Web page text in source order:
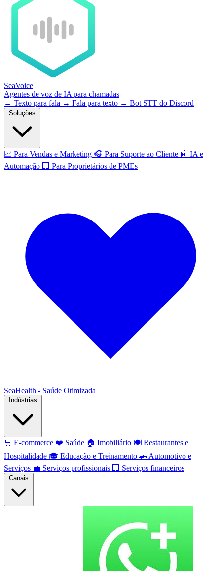
SeaVoice
Agentes de voz de IA para chamadas
→ Texto para fala → Fala para texto → Bot STT do Discord
📈 Para Vendas e Marketing 🎧 Para Suporte ao Cliente 🤖 IA e
Automação 🏢 Para Proprietários de PMEs
SeaHealth - Saúde Otimizada
🛒 E-commerce ❤️ Saúde 🏠 Imobiliário 🍽️ Restaurantes e
Hospitalidade 🎓 Educação e Treinamento 🚗 Automotivo e
Serviços 💼 Serviços profissionais 🏢 Serviços financeiros